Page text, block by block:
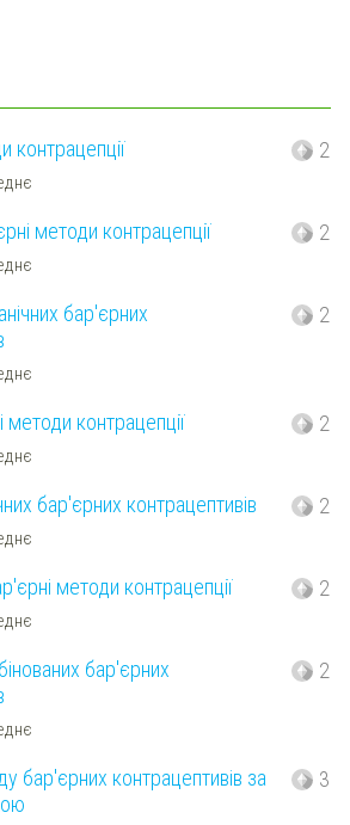
контрацепції 2
методи контрацепції 2
бар'єрних
2
методи контрацепції 2
бар'єрних контрацептивів 2
методи контрацепції 2
бар'єрних
2
бар'єрних контрацептивів за
3